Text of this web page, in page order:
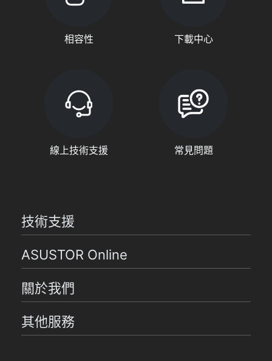
相容性 下載中心
線上技術支援 常見問題
技術支援
ASUSTOR Online
關於我們
其他服務